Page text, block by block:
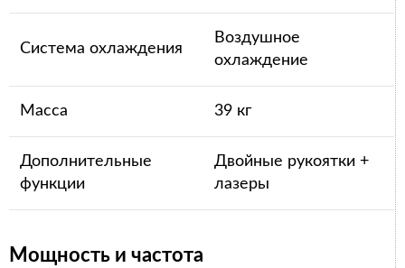
Система охлаждения
Воздушное
охлаждение
Масса 39 кг
Дополнительные
функции
Двойные рукоятки +
лазеры
Мощность и частота